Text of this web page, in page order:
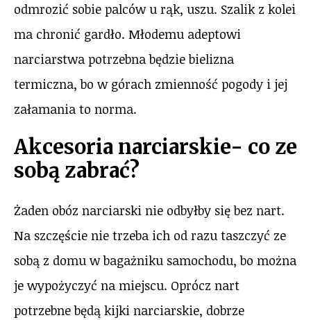
odmrozić sobie palców u rąk, uszu. Szalik z kolei
ma chronić gardło. Młodemu adeptowi
narciarstwa potrzebna będzie bielizna
termiczna, bo w górach zmienność pogody i jej
załamania to norma.
Akcesoria narciarskie- co ze
sobą zabrać?
Żaden obóz narciarski nie odbyłby się bez nart.
Na szczęście nie trzeba ich od razu taszczyć ze
sobą z domu w bagażniku samochodu, bo można
je wypożyczyć na miejscu. Oprócz nart
potrzebne będą kijki narciarskie, dobrze